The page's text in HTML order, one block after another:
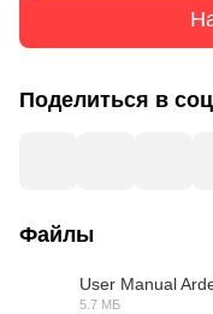
Поделиться в
Файлы
User Manual
5.7 МБ